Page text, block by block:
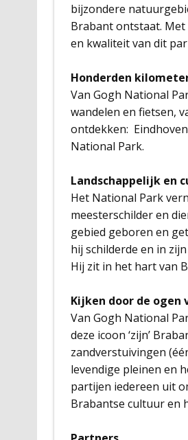
bijzondere
Brabant ontstaat. Met
en kwaliteit van dit
Honderden
Van Gogh National
wandelen en fietsen,
ontdekken:
National Park.
Landschappelijk en
Het National Park
meesterschilder en
gebied geboren en
hij schilderde en in
Hij zit in het hart van
Kijken door de ogen
Van Gogh National
deze icoon ‘zijn’
zandverstuivingen
levendige pleinen en
partijen iedereen uit
Brabantse cultuur en